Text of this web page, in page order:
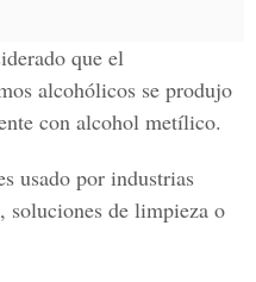
que el
alcohólicos se produjo
con alcohol metílico.
usado por industrias
soluciones de limpieza o